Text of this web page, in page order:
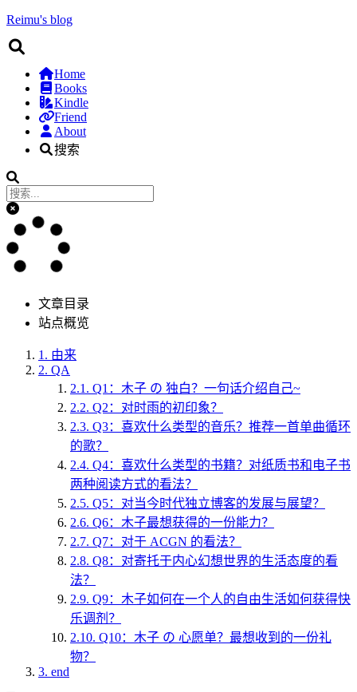
Reimu's blog
Home
Books
Kindle
Friend
About
搜索
文章目录
站点概览
1. 由来
2. QA
2.1. Q1：木子 の 独白？一句话介绍自己~
2.2. Q2：对时雨的初印象？
2.3. Q3：喜欢什么类型的音乐？推荐一首单曲循环
的歌？
2.4. Q4：喜欢什么类型的书籍？对纸质书和电子书
两种阅读方式的看法？
2.5. Q5：对当今时代独立博客的发展与展望？
2.6. Q6：木子最想获得的一份能力？
2.7. Q7：对于 ACGN 的看法？
2.8. Q8：对寄托于内心幻想世界的生活态度的看
法？
2.9. Q9：木子如何在一个人的自由生活如何获得快
乐调剂？
2.10. Q10：木子 の 心愿单？最想收到的一份礼
物？
3. end